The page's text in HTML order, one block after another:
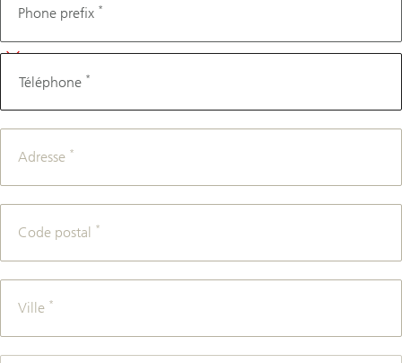
Phone prefix *
Téléphone *
Adresse *
Code postal *
Ville *